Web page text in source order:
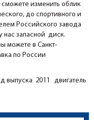
изменить облик
до спортивного и
Российского завода
нас запасной диск.
можете в Санкт-
по России
выпуска 2011 двигатель